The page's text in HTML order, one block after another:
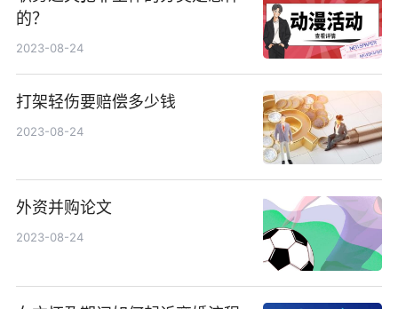
的？
2023-08-24
打架轻伤要赔偿多少钱
2023-08-24
外资并购论文
2023-08-24